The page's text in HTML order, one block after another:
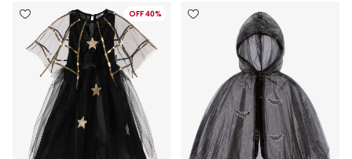
40% OFF